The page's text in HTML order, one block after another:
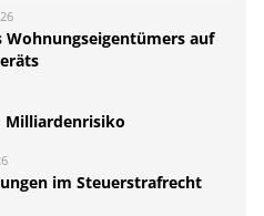
Wohnungseigentümers auf
im Steuerstrafrecht